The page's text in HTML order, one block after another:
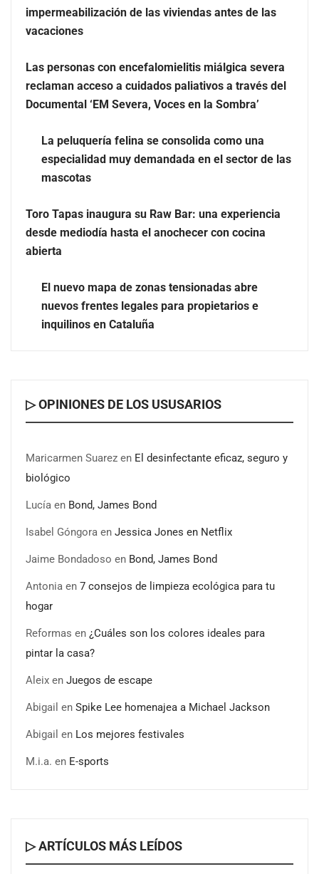
Más allá de la crema solar: la importancia de revisar
manchas y lunares
impermeabilización de las viviendas antes de las
vacaciones
impermeabilización de las viviendas antes de las
vacaciones
Las personas con encefalomielitis miálgica severa
reclaman acceso a cuidados paliativos a través del
Documental ‘EM Severa, Voces en la Sombra’
La peluquería felina se consolida como una
especialidad muy demandada en el sector de las
mascotas
Toro Tapas inaugura su Raw Bar: una experiencia
desde mediodía hasta el anochecer con cocina
abierta
El nuevo mapa de zonas tensionadas abre
nuevos frentes legales para propietarios e
inquilinos en Cataluña
▷ OPINIONES DE LOS USUSARIOS
Maricarmen Suarez en El desinfectante eficaz, seguro y
biológico
Lucía en Bond, James Bond
Isabel Góngora en Jessica Jones en Netflix
Jaime Bondadoso en Bond, James Bond
Antonia en 7 consejos de limpieza ecológica para tu
hogar
Reformas en ¿Cuáles son los colores ideales para
pintar la casa?
Aleix en Juegos de escape
Abigail en Spike Lee homenajea a Michael Jackson
Abigail en Los mejores festivales
M.i.a. en E-sports
▷ ARTÍCULOS MÁS LEÍDOS